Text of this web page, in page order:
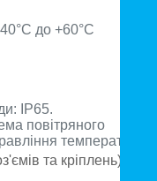
до +60°C
IP65.
повітряного
та кріплень)